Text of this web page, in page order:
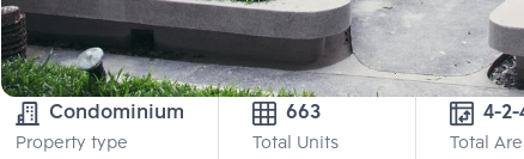
Condominium
Property type
663
Total Units
4-
Total